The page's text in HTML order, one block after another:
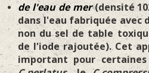
de l'eau de mer(densité
dans l'eau fabriquée avec
non du sel de table
de l'iode rajoutée). Cet
important pour